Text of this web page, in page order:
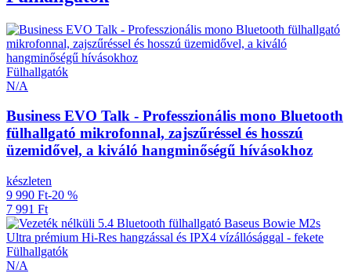
Fülhallgatók
N/A
Business EVO Talk - Professzionális mono Bluetooth
fülhallgató mikrofonnal, zajszűréssel és hosszú
üzemidővel, a kiváló hangminőségű hívásokhoz
készleten
9 990 Ft-20 %
7 991 Ft
Fülhallgatók
N/A